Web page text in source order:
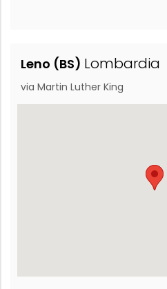
Leno (BS) Lombardia
via Martin Luther King